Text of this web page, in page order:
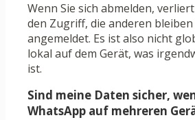
Wenn Sie sich abmelden,
den Zugriff, die anderen bleiben
angemeldet. Es ist also nicht
lokal auf dem Gerät, was
ist.
Sind meine Daten sicher,
WhatsApp auf mehreren